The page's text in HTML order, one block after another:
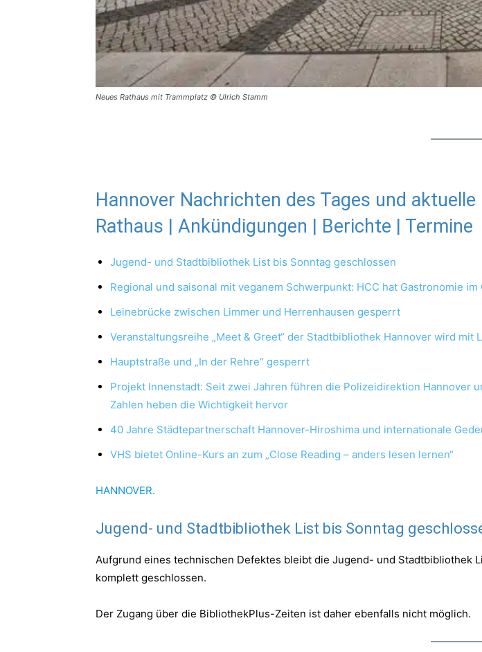
Neues Rathaus mit Trammplatz © Ulrich Stamm
Hannover Nachrichten des Tages und
Rathaus | Ankündigungen | Berichte | Termine
Jugend- und Stadtbibliothek List bis Sonntag geschlossen
Regional und saisonal mit veganem Schwerpunkt: HCC hat Gastronomie
Leinebrücke zwischen Limmer und Herrenhausen gesperrt
Veranstaltungsreihe „Meet & Greet“ der Stadtbibliothek Hannover wird mit
Hauptstraße und „In der Rehre“ gesperrt
Projekt Innenstadt: Seit zwei Jahren führen die Polizeidirektion Hannover
Zahlen heben die Wichtigkeit hervor
40 Jahre Städtepartnerschaft Hannover-Hiroshima und internationale
VHS bietet Online-Kurs an zum „Close Reading – anders lesen lernen“
HANNOVER.
Jugend- und Stadtbibliothek List bis Sonntag
Aufgrund eines technischen Defektes bleibt die Jugend- und Stadtbibliothek
komplett geschlossen.
Der Zugang über die BibliothekPlus-Zeiten ist daher ebenfalls nicht möglich.